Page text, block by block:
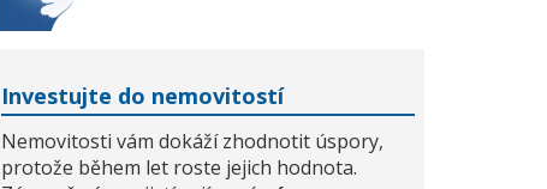
Investujte do nemovitostí
Nemovitosti vám dokáží zhodnotit úspory,
protože během let roste jejich hodnota.